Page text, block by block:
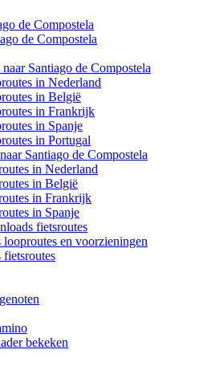
de Compostela
de Compostela
Santiago de Compostela
in Nederland
in België
in Frankrijk
in Spanje
in Portugal
Santiago de Compostela
in Nederland
in België
in Frankrijk
in Spanje
fietsroutes
en voorzieningen
bekeken